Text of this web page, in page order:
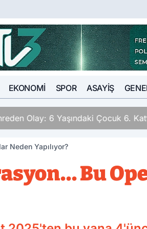
EKONOMI SPOR ASAYIŞ
6. Kattan Düştü
Neden Yapılıyor?
Bu